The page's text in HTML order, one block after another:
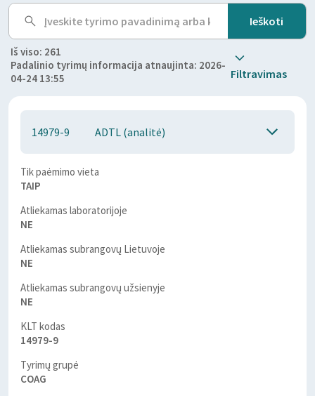
Iš viso: 261
Padalinio tyrimų informacija atnaujinta: 2026-
04-24 13:55
Filtravimas
14979-9 ADTL (analitė)
Tik paėmimo vieta
TAIP
Atliekamas laboratorijoje
NE
Atliekamas subrangovų Lietuvoje
NE
Atliekamas subrangovų užsienyje
NE
KLT kodas
14979-9
Tyrimų grupė
COAG